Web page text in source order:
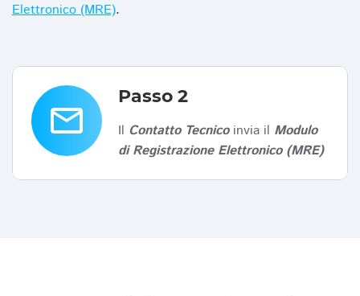
Elettronico (MRE).
email
Passo 2
Il Contatto Tecnicoinvia il Modulo
di Registrazione Elettronico (MRE)